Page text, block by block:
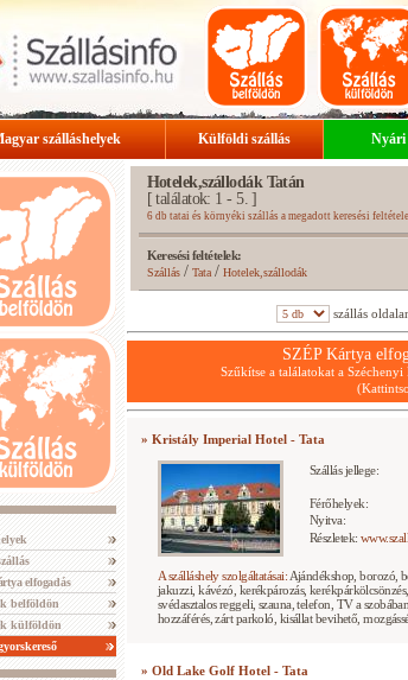
szálláshelyek Külföldi szállás Nyári
elfogadás
belföldön
külföldön
Hotelek,szállodák Tatán
[ találatok: 1 - 5. ]
6 db tatai és környéki szállás a megadott keresési
Keresési feltételek:
Szállás/ Tata/Hotelek,szállodák
szállás
SZÉP Kártya
Szűkítse a találatokat a
» Kristály Imperial Hotel - Tata
Szállás jellege:
Férőhelyek:
Nyitva:
Részletek:
A szálláshely szolgáltatásai: Ajándékshop, borozó,
jakuzzi, kávézó, kerékpározás,
svédasztalos reggeli, szauna, telefon, TV a
hozzáférés, zárt parkoló, kisállat bevihető,
» Old Lake Golf Hotel - Tata